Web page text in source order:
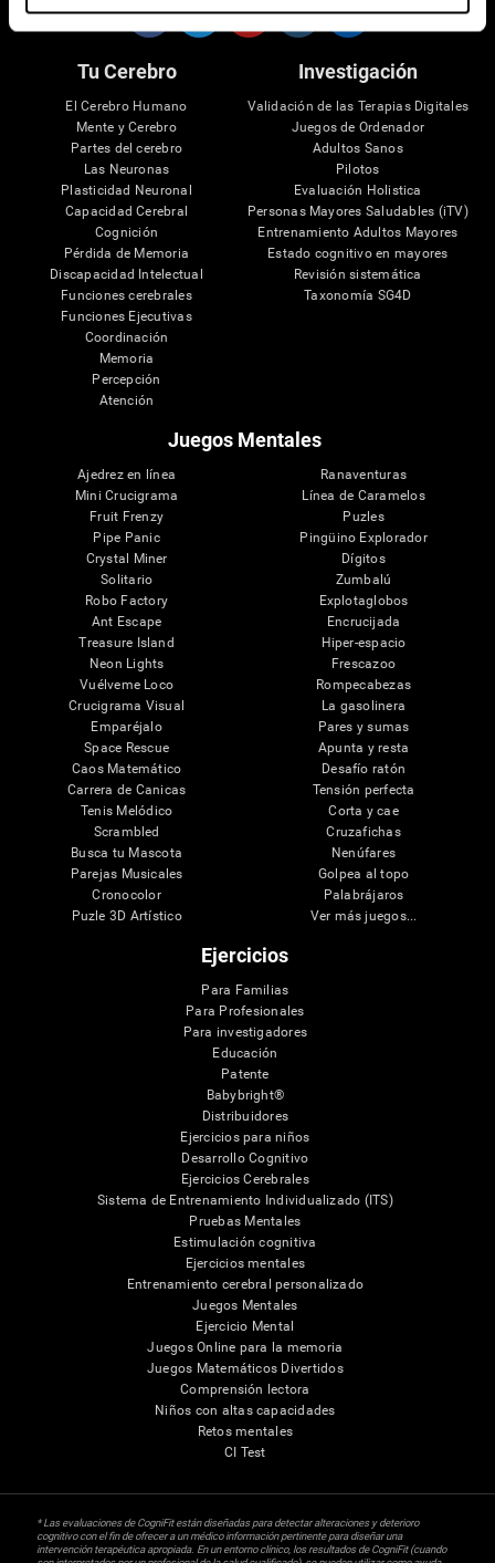
Tu Cerebro
El Cerebro Humano
Mente y Cerebro
Partes del cerebro
Las Neuronas
Plasticidad Neuronal
Capacidad Cerebral
Cognición
Pérdida de Memoria
Discapacidad Intelectual
Funciones cerebrales
Funciones Ejecutivas
Coordinación
Memoria
Percepción
Atención
Investigación
Validación de las Terapias Digitales
Juegos de Ordenador
Adultos Sanos
Pilotos
Evaluación Holistica
Personas Mayores Saludables (iTV)
Entrenamiento Adultos Mayores
Estado cognitivo en mayores
Revisión sistemática
Taxonomía SG4D
Juegos Mentales
Ajedrez en línea
Mini Crucigrama
Fruit Frenzy
Pipe Panic
Crystal Miner
Solitario
Robo Factory
Ant Escape
Treasure Island
Neon Lights
Vuélveme Loco
Crucigrama Visual
Emparéjalo
Space Rescue
Caos Matemático
Carrera de Canicas
Tenis Melódico
Scrambled
Busca tu Mascota
Parejas Musicales
Cronocolor
Puzle 3D Artístico
Ranaventuras
Línea de Caramelos
Puzles
Pingüino Explorador
Dígitos
Zumbalú
Explotaglobos
Encrucijada
Hiper-espacio
Frescazoo
Rompecabezas
La gasolinera
Pares y sumas
Apunta y resta
Desafío ratón
Tensión perfecta
Corta y cae
Cruzafichas
Nenúfares
Golpea al topo
Palabrájaros
Ver más juegos...
Ejercicios
Para Familias
Para Profesionales
Para investigadores
Educación
Patente
Babybright®
Distribuidores
Ejercicios para niños
Desarrollo Cognitivo
Ejercicios Cerebrales
Sistema de Entrenamiento Individualizado (ITS)
Pruebas Mentales
Estimulación cognitiva
Ejercicios mentales
Entrenamiento cerebral personalizado
Juegos Mentales
Ejercicio Mental
Juegos Online para la memoria
Juegos Matemáticos Divertidos
Comprensión lectora
Niños con altas capacidades
Retos mentales
CI Test
* Las evaluaciones de CogniFit están diseñadas para detectar alteraciones y deterioro
cognitivo con el fin de ofrecer a un médico información pertinente para diseñar una
intervención terapéutica apropiada. En un entorno clínico, los resultados de CogniFit (cuando